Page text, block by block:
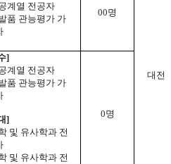
계열 전공자
품 관능평가 가
00명
대전
]
계열 전공자
품 관능평가 가
]
및 유사학과 전
및 유사학과 전
0명